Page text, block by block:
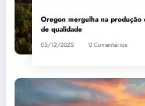
Oregon mergulha na produção
de qualidade
05/12/2025 0 Comentários